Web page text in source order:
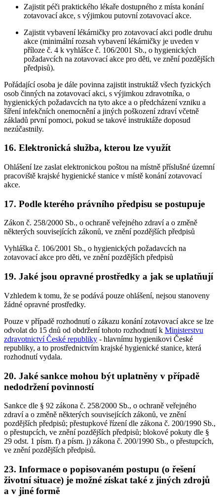
Zajistit péči praktického lékaře dostupného z místa konání
zotavovací akce, s výjimkou putovní zotavovací akce.
Zajistit vybavení lékárničky pro zotavovací akci podle druhu
akce (minimální rozsah vybavení lékárničky je uveden v
příloze č. 4 k vyhlášce č. 106/2001 Sb., o hygienických
požadavcích na zotavovací akce pro děti, ve znění pozdějších
předpisů).
Pořádající osoba je dále povinna zajistit instruktáž všech fyzických
osob činných na zotavovací akci, s výjimkou zdravotníka, o
hygienických požadavcích na tyto akce a o předcházení vzniku a
šíření infekčních onemocnění a jiných poškození zdraví včetně
základů první pomoci, pokud se takové instruktáže doposud
nezúčastnily.
16. Elektronická služba, kterou lze využít
Ohlášení lze zaslat elektronickou poštou na místně příslušné územní
pracoviště krajské hygienické stanice v místě konání zotavovací
akce.
17. Podle kterého právního předpisu se postupuje
Zákon č. 258/2000 Sb., o ochraně veřejného zdraví a o změně
některých souvisejících zákonů, ve znění pozdějších předpisů
Vyhláška č. 106/2001 Sb., o hygienických požadavcích na
zotavovací akce pro děti, ve znění pozdějších předpisů
19. Jaké jsou opravné prostředky a jak se uplatňují
Vzhledem k tomu, že se podává pouze ohlášení, nejsou stanoveny
žádné opravné prostředky.
Pouze v případě rozhodnutí o zákazu konání zotavovací akce se lze
odvolat do 15 dnů od obdržení tohoto rozhodnutí k Ministerstvu
zdravotnictví České republiky - hlavnímu hygienikovi České
republiky, a to prostřednictvím krajské hygienické stanice, která
rozhodnutí vydala.
20. Jaké sankce mohou být uplatněny v případě
nedodržení povinností
Sankce dle § 92 zákona č. 258/2000 Sb., o ochraně veřejného
zdraví a o změně některých souvisejících zákonů, ve znění
pozdějších předpisů; přestupkové řízení dle zákona č. 200/1990 Sb.,
o přestupcích, ve znění pozdějších předpisů; blokové pokuty dle §
29 odst. 1 písm. f) a písm. j) zákona č. 200/1990 Sb., o přestupcích,
ve znění pozdějších předpisů.
23. Informace o popisovaném postupu (o řešení
životní situace) je možné získat také z jiných zdrojů
a v jiné formě